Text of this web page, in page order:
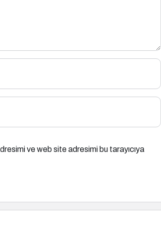
ve web site adresimi bu tarayıcıya